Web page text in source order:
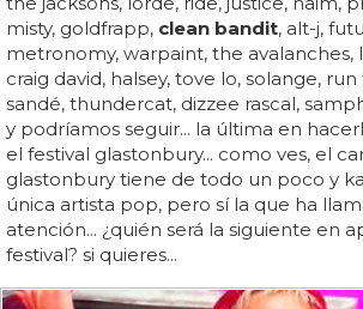
misty, goldfrapp, clean bandit, alt-j,
metronomy, warpaint, the avalanches,
craig david, halsey, tove lo, solange,
sandé, thundercat, dizzee rascal,
y podríamos seguir... la última en
el festival glastonbury... como ves, el
glastonbury tiene de todo un poco y
única artista pop, pero sí la que ha
atención... ¿quién será la siguiente en
festival? si quieres...